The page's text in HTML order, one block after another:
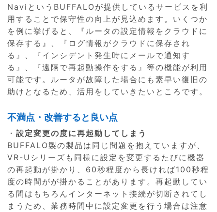
NaviというBUFFALOが提供しているサービスを利
用することで保守性の向上が見込めます。いくつか
を例に挙げると、『ルータの設定情報をクラウドに
保存する』、『ログ情報がクラウドに保存され
る』、『インシデント発生時にメールで通知す
る』、『遠隔で再起動操作をする』等の機能が利用
可能です。ルータが故障した場合にも素早い復旧の
助けとなるため、活用をしていきたいところです。
不満点・改善すると良い点
・ 設定変更の度に再起動してしまう
BUFFALO製の製品は同じ問題を抱えていますが、
VR-Uシリーズも同様に設定を変更するたびに機器
の再起動が掛かり、60秒程度から長ければ100秒程
度の時間がが掛かることがあります。再起動してい
る間はもちろんインターネット接続が切断されてし
まうため、業務時間中に設定変更を行う場合は注意